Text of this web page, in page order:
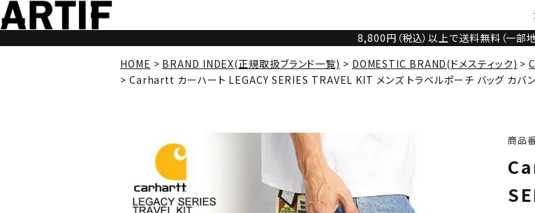
8,800円（税込）以上で送料無料（一部地
HOME
BRAND INDEX(正規取扱ブランド一覧) DOMESTIC BRAND(ドメスティック)
Carhartt カーハート LEGACY SERIES TRAVEL KIT メンズ トラベルポーチ バッグ カバン
商品